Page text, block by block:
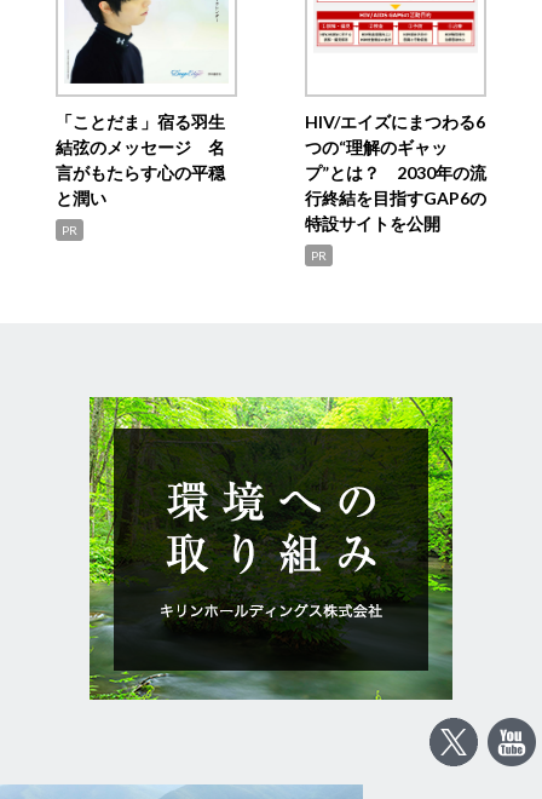
「ことだま」宿る羽生
結弦のメッセージ 名
言がもたらす心の平穏
と潤い
PR
HIV/エイズにまつわる6
つの“理解のギャッ
プ”とは？ 2030年の流
行終結を目指すGAP6の
特設サイトを公開
PR